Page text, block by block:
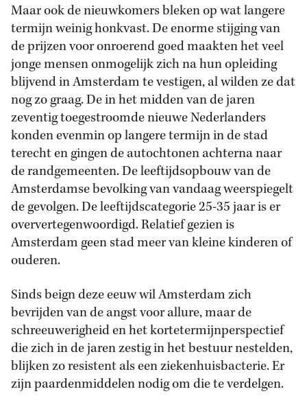
Maar ook de nieuwkomers bleken op wat langere
termijn weinig honkvast. De enorme stijging van
de prijzen voor onroerend goed maakten het veel
jonge mensen onmogelijk zich na hun opleiding
blijvend in Amsterdam te vestigen, al wilden ze dat
nog zo graag. De in het midden van de jaren
zeventig toegestroomde nieuwe Nederlanders
konden evenmin op langere termijn in de stad
terecht en gingen de autochtonen achterna naar
de randgemeenten. De leeftijdsopbouw van de
Amsterdamse bevolking van vandaag weerspiegelt
de gevolgen. De leeftijdscategorie 25-35 jaar is er
oververtegenwoordigd. Relatief gezien is
Amsterdam geen stad meer van kleine kinderen of
ouderen.
Sinds beign deze eeuw wil Amsterdam zich
bevrijden van de angst voor allure, maar de
schreeuwerigheid en het kortetermijnperspectief
die zich in de jaren zestig in het bestuur nestelden,
blijken zo resistent als een ziekenhuisbacterie. Er
zijn paardenmiddelen nodig om die te verdelgen.